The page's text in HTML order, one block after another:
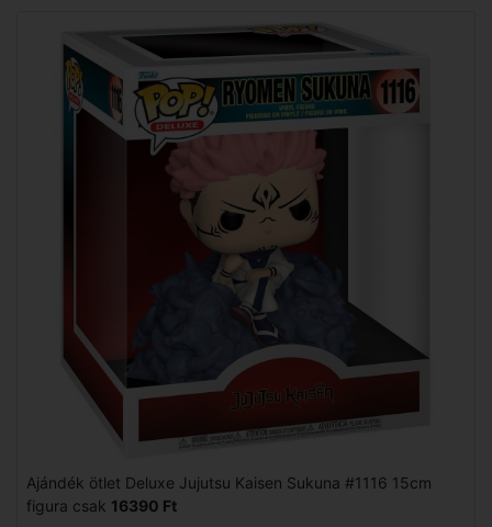
Ajándék ötlet Deluxe Jujutsu Kaisen Sukuna #1116 15cm
figura csak 16390 Ft